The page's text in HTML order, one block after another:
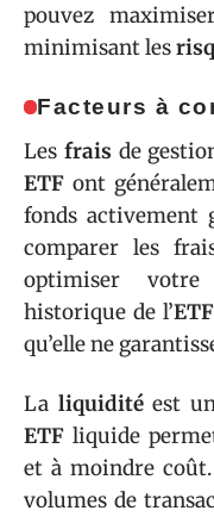
pouvez
minimisant les
Facteurs à
Les frais de
ETF ont
fonds activement
comparer les
optimiser votre
historique de l’ETF
qu’elle ne
La liquiditéest
ETF liquide
et à moindre
volumes de